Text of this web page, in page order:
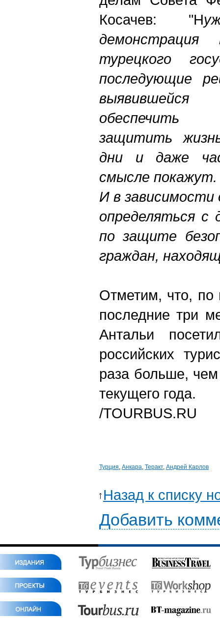
Косачев: "Н
демонстрация
турецкого
последующие
выявившейся
обеспечить
защитить
дни и даже
смысле покажут.
И в
определяться с
по защите
граждан,
Отметим, что,
последние три
Антальи
российских
раза больше,
текущего года.
/TOURBUS.RU
Турция, Анкара, Теракт, Андрей Карлов
Назад к списку
Добавить